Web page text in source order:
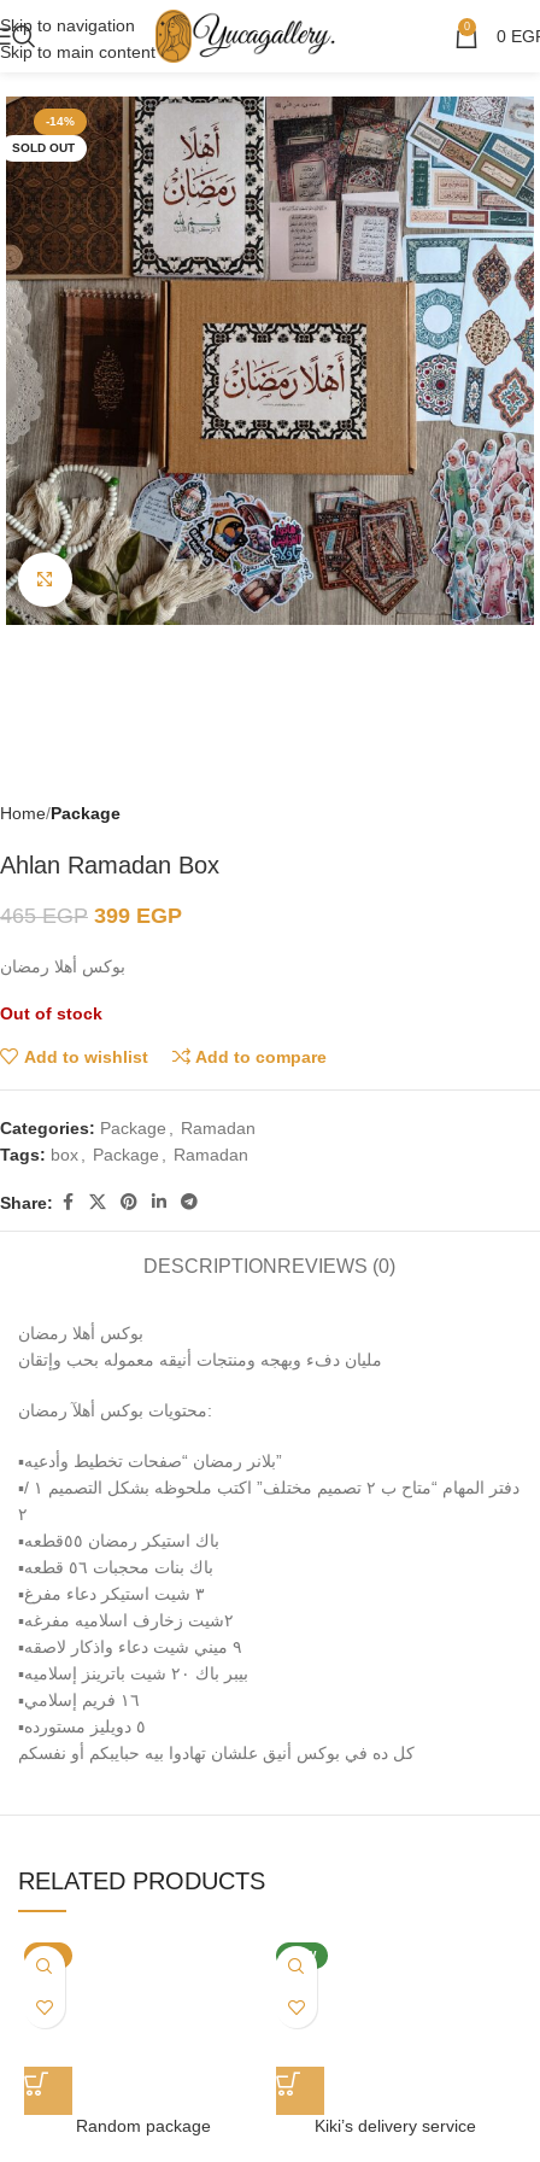
Skip to navigation
Skip to main content
0 0
-14%
SOLD OUT
Click to enlarge
Home Package
Ahlan Ramadan Box
465EGP 399 EGP
بوكس أهلا رمضان
Out of stock
Add to wishlist Add to compare
Categories: Package , Ramadan
Tags: box, Package , Ramadan
Share:
DESCRIPTION REVIEWS (0)
بوكس أهلا رمضان
مليان دفء وبهجه ومنتجات أنيقه معموله بحب وإتقان
محتويات بوكس أهلآ رمضان:
▪️بلانر رمضان “صفحات تخطيط وأدعيه”
▪️دفتر المهام “متاح ب ٢ تصميم مختلف” اكتب ملحوظه بشكل التصميم ١ /
٢
▪️باك استيكر رمضان ٥٥قطعه
▪️باك بنات محجبات ٥٦ قطعه
▪️٣ شيت استيكر دعاء مفرغ
▪️٢شيت زخارف اسلاميه مفرغه
▪️٩ ميني شيت دعاء واذكار لاصقه
▪️بيبر باك ٢٠ شيت باترينز إسلاميه
▪️١٦ فريم إسلامي
▪️٥ دويليز مستورده
كل ده في بوكس أنيق علشان تهادوا بيه حبايبكم أو نفسكم
RELATED PRODUCTS
-7%
Random package
NEW
Kiki’s delivery service